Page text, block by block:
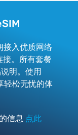
接入优质网络
接。所有套餐
明。使用
轻松无忧的体
信息 点此